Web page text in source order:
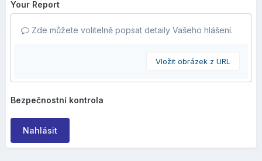
Your Report
Zde můžete volitelně popsat detaily Vašeho hlášení.
Vložit obrázek z URL
Bezpečnostní kontrola
Nahlásit